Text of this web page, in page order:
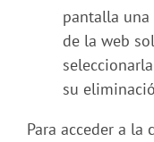
pantalla
de la web
su
Para acceder a la